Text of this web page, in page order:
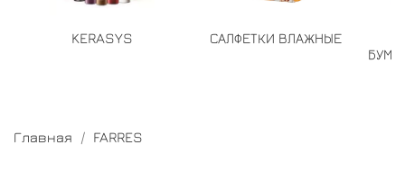
KERASYS
САЛФЕТКИ ВЛАЖНЫЕ
Главная FARRES